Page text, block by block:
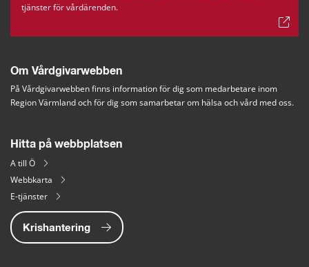
tjänster för vårdärenden.
Om Vårdgivarwebben
På Vårdgivarwebben finns information för dig som medarbetare inom
Region Värmland och för dig som samarbetar om hälsa och vård med oss.
Hitta på webbplatsen
A till Ö
Webbkarta
E-tjänster
Krishantering